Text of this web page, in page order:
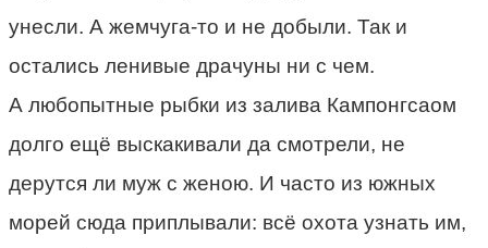
унесли. А жемчуга-то и не добыли. Так и
остались ленивые драчуны ни с чем.
А любопытные рыбки из залива Кампонгсаом
долго ещё выскакивали да смотрели, не
дерутся ли муж с женою. И часто из южных
морей сюда приплывали: всё охота узнать им,